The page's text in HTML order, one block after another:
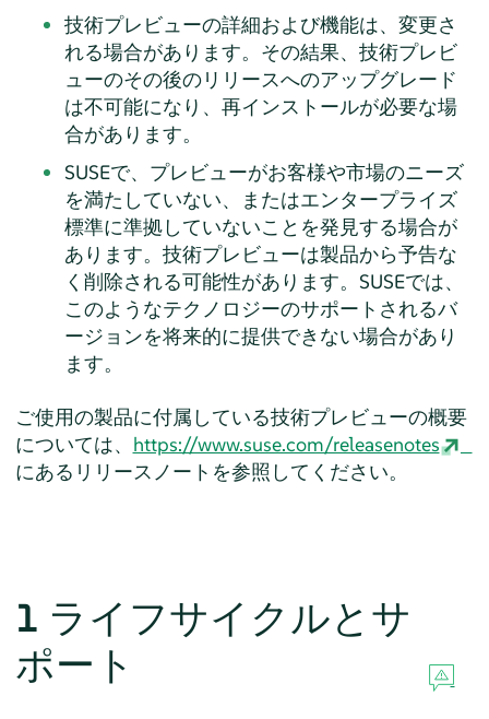
技術プレビューの詳細および機能は、変更さ
れる場合があります。その結果、技術プレビ
ューのその後のリリースへのアップグレード
は不可能になり、再インストールが必要な場
合があります。
SUSEで、プレビューがお客様や市場のニーズ
を満たしていない、またはエンタープライズ
標準に準拠していないことを発見する場合が
あります。技術プレビューは製品から予告な
く削除される可能性があります。SUSEでは、
このようなテクノロジーのサポートされるバ
ージョンを将来的に提供できない場合があり
ます。
ご使用の製品に付属している技術プレビューの概要
については、 https://www.suse.com/releasenotes
にあるリリースノートを参照してください。
1 ライフサイクルとサ
ポート